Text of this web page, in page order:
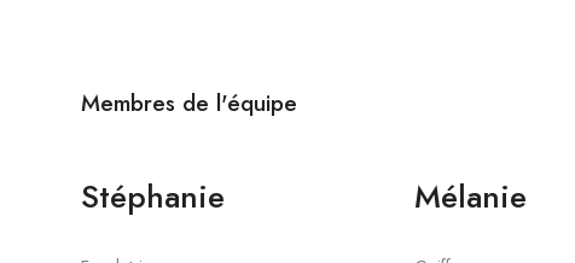
Membres de l'équipe
Stéphanie Mélanie